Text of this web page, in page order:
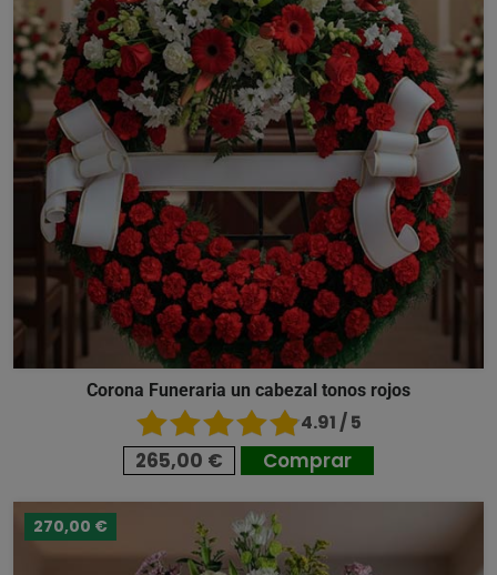
Corona Funeraria un cabezal tonos rojos
4.91 / 5
265,00 € Comprar
270,00 €